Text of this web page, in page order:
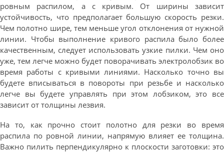
ровным распилом, а с кривым. От ширины зависит
устойчивость, что предполагает большую скорость резки.
Чем полотно шире, тем меньше угол отклонения от нужной
линии. Чтобы выполнение кривого распила было более
качественным, следует использовать узкие пилки. Чем оно
уже, тем легче можно будет поворачивать электролобзик во
время работы с кривыми линиями. Насколько точно вы
будете вписываться в повороты при резьбе и насколько
легче вы будете управлять при этом лобзиком, это все
зависит от толщины лезвия.
На то, как прочно стоит полотно для резки во время
распила по ровной линии, напрямую влияет ее толщина.
Важно пилить перпендикулярно к плоскости заготовки: это